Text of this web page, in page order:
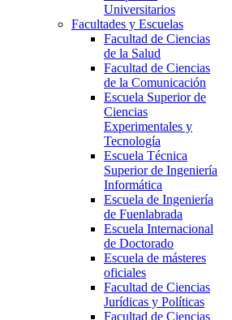
Universitarios
Facultades y Escuelas
Facultad de Ciencias
de la Salud
Facultad de Ciencias
de la Comunicación
Escuela Superior de
Ciencias
Experimentales y
Tecnología
Escuela Técnica
Superior de Ingeniería
Informática
Escuela de Ingeniería
de Fuenlabrada
Escuela Internacional
de Doctorado
Escuela de másteres
oficiales
Facultad de Ciencias
Jurídicas y Políticas
Facultad de Ciencias